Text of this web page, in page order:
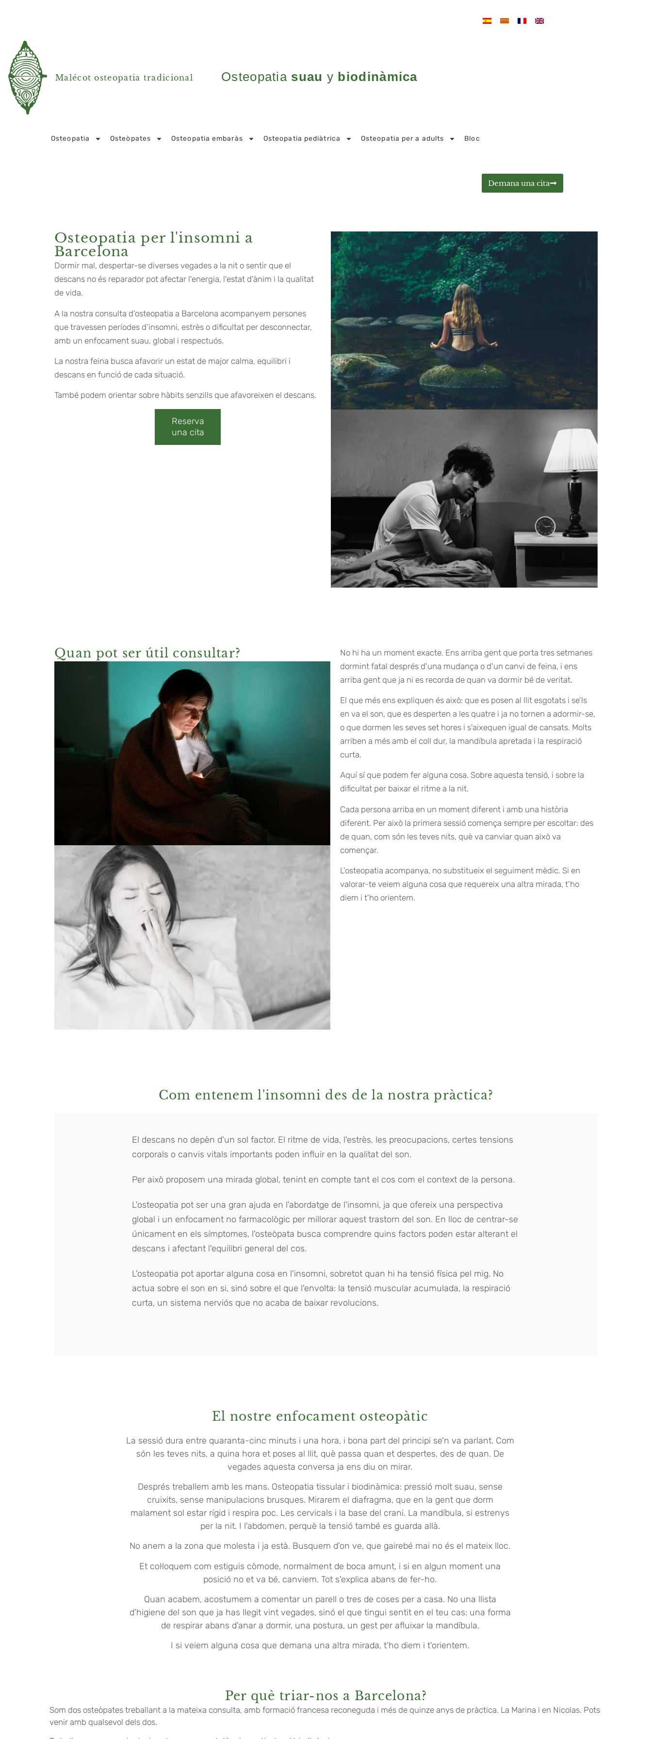
Malécot osteopatia tradicional Osteopatia suau y biodinàmica
Osteopatia Osteòpates Osteopatia embaràs Osteopatia pediàtrica Osteopatia per a adults Bloc
Demana una cita
Osteopatia per l'insomni a
Barcelona
Dormir mal, despertar-se diverses vegades a la nit o sentir que el
descans no és reparador pot afectar l'energia, l'estat d'ànim i la qualitat
de vida.
A la nostra consulta d'osteopatia a Barcelona acompanyem persones
que travessen períodes d'insomni, estrès o dificultat per desconnectar,
amb un enfocament suau, global i respectuós.
La nostra feina busca afavorir un estat de major calma, equilibri i
descans en funció de cada situació.
També podem orientar sobre hàbits senzills que afavoreixen el descans.
Reserva
una cita
Quan pot ser útil consultar?
No hi ha un moment exacte. Ens arriba gent que porta tres setmanes
dormint fatal després d'una mudança o d'un canvi de feina, i ens
arriba gent que ja ni es recorda de quan va dormir bé de veritat.
El que més ens expliquen és això: que es posen al llit esgotats i se'ls
en va el son, que es desperten a les quatre i ja no tornen a adormir-se,
o que dormen les seves set hores i s'aixequen igual de cansats. Molts
arriben a més amb el coll dur, la mandíbula apretada i la respiració
curta.
Aquí sí que podem fer alguna cosa. Sobre aquesta tensió, i sobre la
dificultat per baixar el ritme a la nit.
Cada persona arriba en un moment diferent i amb una història
diferent. Per això la primera sessió comença sempre per escoltar: des
de quan, com són les teves nits, què va canviar quan això va
començar.
L'osteopatia acompanya, no substitueix el seguiment mèdic. Si en
valorar-te veiem alguna cosa que requereix una altra mirada, t'ho
diem i t'ho orientem.
Com entenem l'insomni des de la nostra pràctica?
El descans no depèn d'un sol factor. El ritme de vida, l'estrès, les preocupacions, certes tensions
corporals o canvis vitals importants poden influir en la qualitat del son.
Per això proposem una mirada global, tenint en compte tant el cos com el context de la persona.
L'osteopatia pot ser una gran ajuda en l'abordatge de l'insomni, ja que ofereix una perspectiva
global i un enfocament no farmacològic per millorar aquest trastorn del son. En lloc de centrar-se
únicament en els símptomes, l'osteòpata busca comprendre quins factors poden estar alterant el
descans i afectant l'equilibri general del cos.
L'osteopatia pot aportar alguna cosa en l'insomni, sobretot quan hi ha tensió física pel mig. No
actua sobre el son en si, sinó sobre el que l'envolta: la tensió muscular acumulada, la respiració
curta, un sistema nerviós que no acaba de baixar revolucions.
El nostre enfocament osteopàtic
La sessió dura entre quaranta-cinc minuts i una hora, i bona part del principi se'n va parlant. Com
són les teves nits, a quina hora et poses al llit, què passa quan et despertes, des de quan. De
vegades aquesta conversa ja ens diu on mirar.
Després treballem amb les mans. Osteopatia tissular i biodinàmica: pressió molt suau, sense
cruixits, sense manipulacions brusques. Mirarem el diafragma, que en la gent que dorm
malament sol estar rígid i respira poc. Les cervicals i la base del crani. La mandíbula, si estrenys
per la nit. I l'abdomen, perquè la tensió també es guarda allà.
No anem a la zona que molesta i ja està. Busquem d'on ve, que gairebé mai no és el mateix lloc.
Et col·loquem com estiguis còmode, normalment de boca amunt, i si en algun moment una
posició no et va bé, canviem. Tot s'explica abans de fer-ho.
Quan acabem, acostumem a comentar un parell o tres de coses per a casa. No una llista
d'higiene del son que ja has llegit vint vegades, sinó el que tingui sentit en el teu cas: una forma
de respirar abans d'anar a dormir, una postura, un gest per afluixar la mandíbula.
I si veiem alguna cosa que demana una altra mirada, t'ho diem i t'orientem.
Per què triar-nos a Barcelona?
Som dos osteòpates treballant a la mateixa consulta, amb formació francesa reconeguda i més de quinze anys de pràctica. La Marina i en Nicolas. Pots
venir amb qualsevol dels dos.